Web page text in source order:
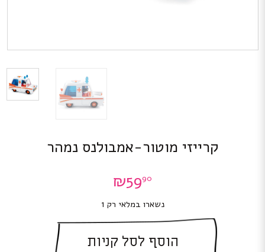
קרייזי מוטור-אמבולנס נמהר
₪5990
נשארו במלאי רק 1
הוסף לסל קניות